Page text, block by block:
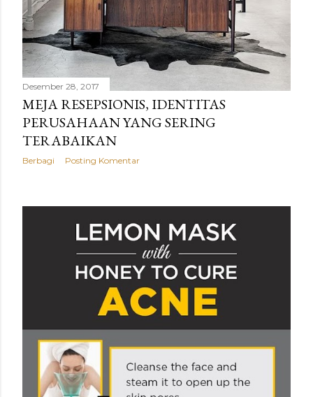
Desember 28, 2017
MEJA RESEPSIONIS, IDENTITAS
PERUSAHAAN YANG SERING
TERABAIKAN
Berbagi Posting Komentar